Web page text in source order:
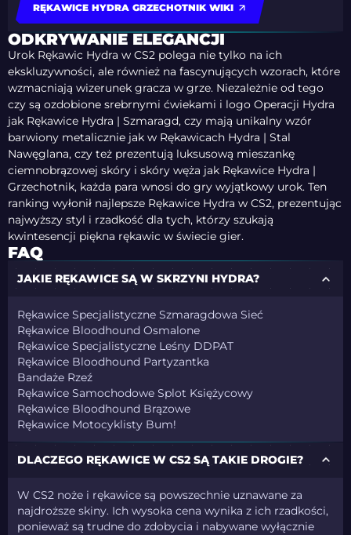
RĘKAWICE HYDRA GRZECHOTNIK WIKI
ODKRYWANIE ELEGANCJI
Urok Rękawic Hydra w CS2 polega nie tylko na ich
ekskluzywności, ale również na fascynujących wzorach, które
wzmacniają wizerunek gracza w grze. Niezależnie od tego
czy są ozdobione srebrnymi ćwiekami i logo Operacji Hydra
jak Rękawice Hydra | Szmaragd, czy mają unikalny wzór
barwiony metalicznie jak w Rękawicach Hydra | Stal
Nawęglana, czy też prezentują luksusową mieszankę
ciemnobrązowej skóry i skóry węża jak Rękawice Hydra |
Grzechotnik, każda para wnosi do gry wyjątkowy urok. Ten
ranking wyłonił najlepsze Rękawice Hydra w CS2, prezentując
najwyższy styl i rzadkość dla tych, którzy szukają
kwintesencji piękna rękawic w świecie gier.
FAQ
JAKIE RĘKAWICE SĄ W SKRZYNI HYDRA?
Rękawice Specjalistyczne Szmaragdowa Sieć
Rękawice Bloodhound Osmalone
Rękawice Specjalistyczne Leśny DDPAT
Rękawice Bloodhound Partyzantka
Bandaże Rzeź
Rękawice Samochodowe Splot Księżycowy
Rękawice Bloodhound Brązowe
Rękawice Motocyklisty Bum!
DLACZEGO RĘKAWICE W CS2 SĄ TAKIE DROGIE?
W CS2 noże i rękawice są powszechnie uznawane za
najdroższe skiny. Ich wysoka cena wynika z ich rzadkości,
ponieważ są trudne do zdobycia i nabywane wyłącznie